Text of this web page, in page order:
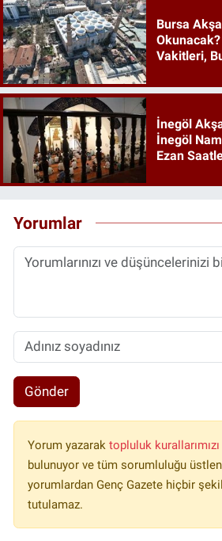
Bursa
Vakitleri,
İnegöl
İnegöl
Ezan
Yorumlar
Gönder
Yorum yazarak topluluk kurallarımızı
bulunuyor ve tüm sorumluluğu
yorumlardan Genç Gazete hiçbir
tutulamaz.